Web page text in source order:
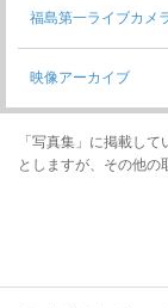
福島第一ライブカメ
映像アーカイブ
「写真集」に掲載し
としますが、その他の